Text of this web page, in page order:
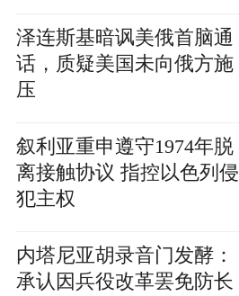
泽连斯基暗讽美俄首脑通
话，质疑美国未向俄方施
压
叙利亚重申遵守1974年脱
离接触协议 指控以色列侵
犯主权
内塔尼亚胡录音门发酵：
承认因兵役改革罢免防长